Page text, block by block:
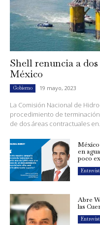
Shell renuncia a
México
Gobierno 19 mayo, 2023
La Comisión Nacional de
procedimiento de
de dos áreas contractuales
en
poco
Abre
las